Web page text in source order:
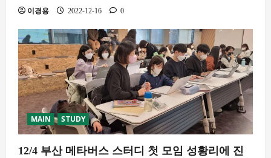
이경용 2022-12-16 0
MAIN STUDY
12/4 부산 메타버스 스터디 첫 모임 성황리에 진